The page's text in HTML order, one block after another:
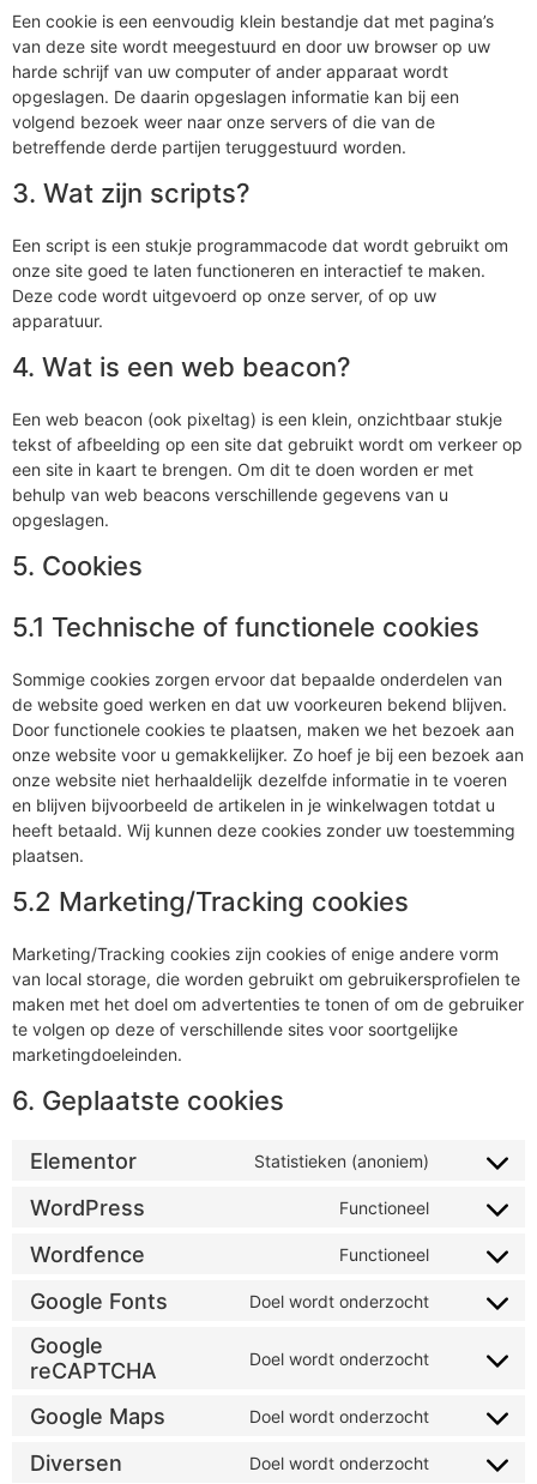
Een cookie is een eenvoudig klein bestandje dat met pagina’s
van deze site wordt meegestuurd en door uw browser op uw
harde schrijf van uw computer of ander apparaat wordt
opgeslagen. De daarin opgeslagen informatie kan bij een
volgend bezoek weer naar onze servers of die van de
betreffende derde partijen teruggestuurd worden.
3. Wat zijn scripts?
Een script is een stukje programmacode dat wordt gebruikt om
onze site goed te laten functioneren en interactief te maken.
Deze code wordt uitgevoerd op onze server, of op uw
apparatuur.
4. Wat is een web beacon?
Een web beacon (ook pixeltag) is een klein, onzichtbaar stukje
tekst of afbeelding op een site dat gebruikt wordt om verkeer op
een site in kaart te brengen. Om dit te doen worden er met
behulp van web beacons verschillende gegevens van u
opgeslagen.
5. Cookies
5.1 Technische of functionele cookies
Sommige cookies zorgen ervoor dat bepaalde onderdelen van
de website goed werken en dat uw voorkeuren bekend blijven.
Door functionele cookies te plaatsen, maken we het bezoek aan
onze website voor u gemakkelijker. Zo hoef je bij een bezoek aan
onze website niet herhaaldelijk dezelfde informatie in te voeren
en blijven bijvoorbeeld de artikelen in je winkelwagen totdat u
heeft betaald. Wij kunnen deze cookies zonder uw toestemming
plaatsen.
5.2 Marketing/Tracking cookies
Marketing/Tracking cookies zijn cookies of enige andere vorm
van local storage, die worden gebruikt om gebruikersprofielen te
maken met het doel om advertenties te tonen of om de gebruiker
te volgen op deze of verschillende sites voor soortgelijke
marketingdoeleinden.
6. Geplaatste cookies
Elementor Statistieken (anoniem)
WordPress Functioneel
Wordfence Functioneel
Google Fonts Doel wordt onderzocht
Google
reCAPTCHA
Doel wordt onderzocht
Google Maps Doel wordt onderzocht
Diversen Doel wordt onderzocht